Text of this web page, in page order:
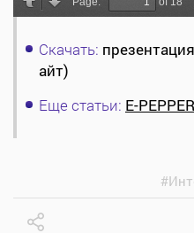
Скачать:
айт)
Еще статьи: E-PEPPER